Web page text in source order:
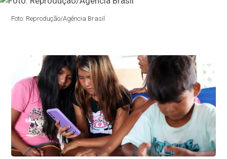
Foto: Reprodução/Agência Brasil